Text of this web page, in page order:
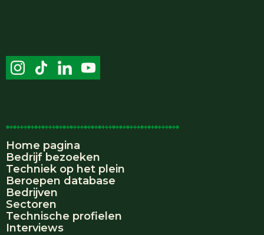
Home pagina
Bedrijf bezoeken
Techniek op het plein
Beroepen database
Bedrijven
Sectoren
Technische profielen
Interviews